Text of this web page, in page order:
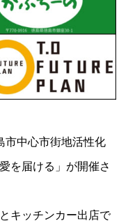
市中心市街地活性化
を届ける」が開催さ
キッチンカー出店で